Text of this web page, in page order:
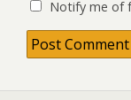
Notify me of